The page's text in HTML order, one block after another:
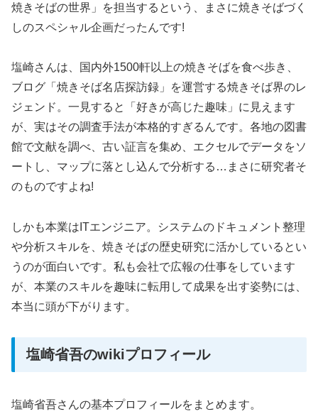
焼きそばの世界」を担当するという、まさに焼きそばづく
しのスペシャル企画だったんです!
塩崎さんは、国内外1500軒以上の焼きそばを食べ歩き、
ブログ「焼きそば名店探訪録」を運営する焼きそば界のレ
ジェンド。一見すると「好きが高じた趣味」に見えます
が、実はその調査手法が本格的すぎるんです。各地の図書
館で文献を調べ、古い証言を集め、エクセルでデータをソ
ートし、マップに落とし込んで分析する…まさに研究者そ
のものですよね!
しかも本業はITエンジニア。システムのドキュメント整理
や分析スキルを、焼きそばの歴史研究に活かしているとい
うのが面白いです。私も会社で広報の仕事をしています
が、本業のスキルを趣味に転用して成果を出す姿勢には、
本当に頭が下がります。
塩崎省吾のwikiプロフィール
塩崎省吾さんの基本プロフィールをまとめます。